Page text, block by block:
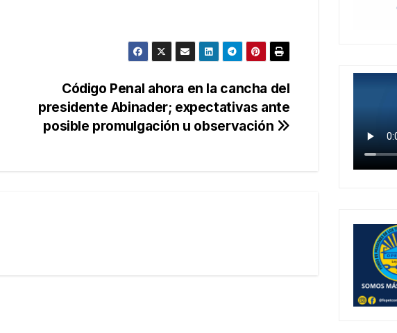
Código Penal ahora en la cancha del
presidente Abinader; expectativas ante
posible promulgación u observación